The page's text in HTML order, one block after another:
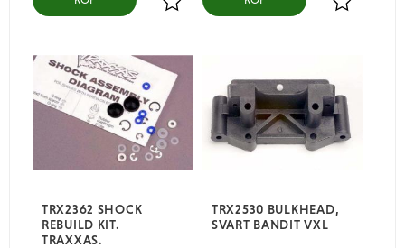
Lägg till i favoriter Lägg till i
TRX2362 SHOCK
REBUILD KIT.
TRAXXAS.
TRX2530 BULKHEAD,
SVART BANDIT VXL